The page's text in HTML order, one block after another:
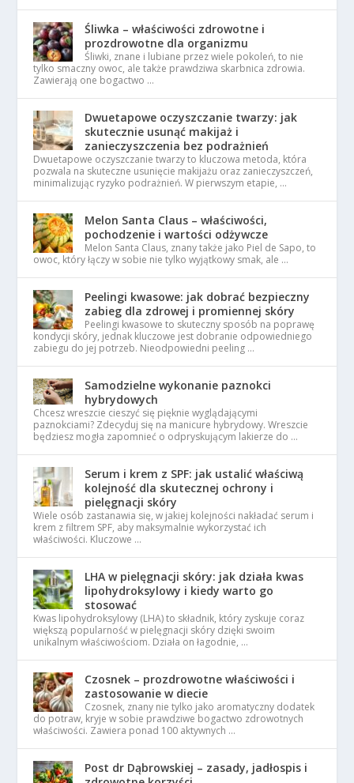
Śliwka – właściwości zdrowotne i
prozdrowotne dla organizmu
Śliwki, znane i lubiane przez wiele pokoleń, to nie
tylko smaczny owoc, ale także prawdziwa skarbnica zdrowia.
Zawierają one bogactwo …
Dwuetapowe oczyszczanie twarzy: jak
skutecznie usunąć makijaż i
zanieczyszczenia bez podrażnień
Dwuetapowe oczyszczanie twarzy to kluczowa metoda, która
pozwala na skuteczne usunięcie makijażu oraz zanieczyszczeń,
minimalizując ryzyko podrażnień. W pierwszym etapie, …
Melon Santa Claus – właściwości,
pochodzenie i wartości odżywcze
Melon Santa Claus, znany także jako Piel de Sapo, to
owoc, który łączy w sobie nie tylko wyjątkowy smak, ale …
Peelingi kwasowe: jak dobrać bezpieczny
zabieg dla zdrowej i promiennej skóry
Peelingi kwasowe to skuteczny sposób na poprawę
kondycji skóry, jednak kluczowe jest dobranie odpowiedniego
zabiegu do jej potrzeb. Nieodpowiedni peeling …
Samodzielne wykonanie paznokci
hybrydowych
Chcesz wreszcie cieszyć się pięknie wyglądającymi
paznokciami? Zdecyduj się na manicure hybrydowy. Wreszcie
będziesz mogła zapomnieć o odpryskującym lakierze do …
Serum i krem z SPF: jak ustalić właściwą
kolejność dla skutecznej ochrony i
pielęgnacji skóry
Wiele osób zastanawia się, w jakiej kolejności nakładać serum i
krem z filtrem SPF, aby maksymalnie wykorzystać ich
właściwości. Kluczowe …
LHA w pielęgnacji skóry: jak działa kwas
lipohydroksylowy i kiedy warto go
stosować
Kwas lipohydroksylowy (LHA) to składnik, który zyskuje coraz
większą popularność w pielęgnacji skóry dzięki swoim
unikalnym właściwościom. Działa on łagodnie, …
Czosnek – prozdrowotne właściwości i
zastosowanie w diecie
Czosnek, znany nie tylko jako aromatyczny dodatek
do potraw, kryje w sobie prawdziwe bogactwo zdrowotnych
właściwości. Zawiera ponad 100 aktywnych …
Post dr Dąbrowskiej – zasady, jadłospis i